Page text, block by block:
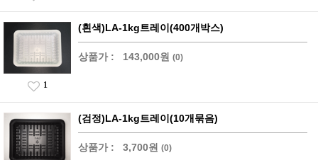
(흰색)LA-1kg트레이(400개박스)
상품가 : 143,000원 (0)
1
(검정)LA-1kg트레이(10개묶음)
상품가 : 3,700원 (0)